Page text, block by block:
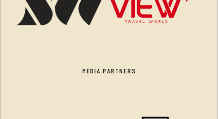
MEDIA PARTNERS